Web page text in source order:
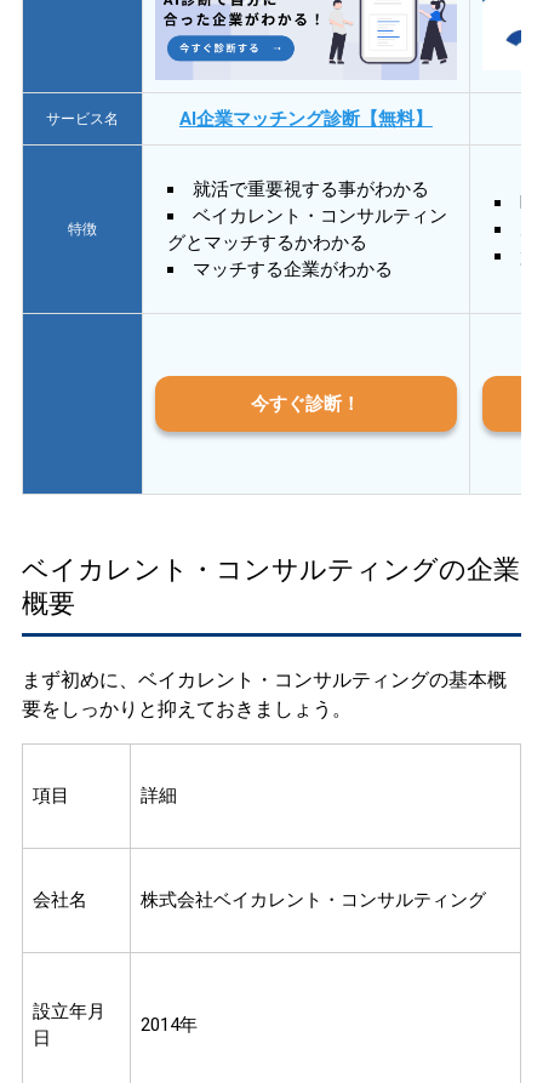
サービス名 AI企業マッチング診断【無料】
特徴
就活で重要視する事がわかる
ベイカレント・コンサルティン
グとマッチするかわかる
マッチする企業がわかる
質
今すぐ診断！
ベイカレント・コンサルティングの企業
概要
まず初めに、ベイカレント・コンサルティングの基本概
要をしっかりと抑えておきましょう。
項目 詳細
会社名 株式会社ベイカレント・コンサルティング
設立年月
日
2014年